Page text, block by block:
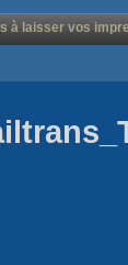
à laisser vos